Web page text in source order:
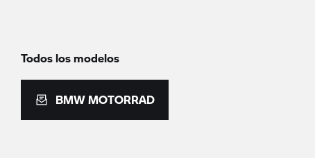
Todos los modelos
BMW MOTORRAD